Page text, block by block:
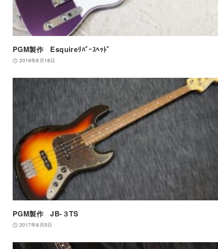
PGM製作 Esquireﾘﾊﾞｰｽﾍｯﾄﾞ
2019年8月18日
PGM製作 JB-３TS
2017年8月5日